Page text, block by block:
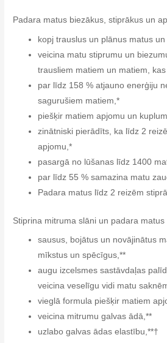
Padara matus biezākus, stiprākus un
kopj trauslus un plānus matus
veicina matu stiprumu un
trausliem matiem un matiem,
par līdz 158 % atjauno enerģiju
sagurušiem matiem,*
piešķir matiem apjomu un
zinātniski pierādīts, ka līdz 2
apjomu,*
pasargā no lūšanas līdz 1400
par līdz 55 % samazina matu
Padara matus līdz 2 reizēm
Stiprina mitruma slāni un padara matus
sausus, bojātus un novājinātus
mīkstus un spēcīgus,**
augu izcelsmes sastāvdaļas
veicina veselīgu vidi matu
vieglā formula piešķir matiem
veicina mitrumu galvas ādā,**
uzlabo galvas ādas elastību,**†